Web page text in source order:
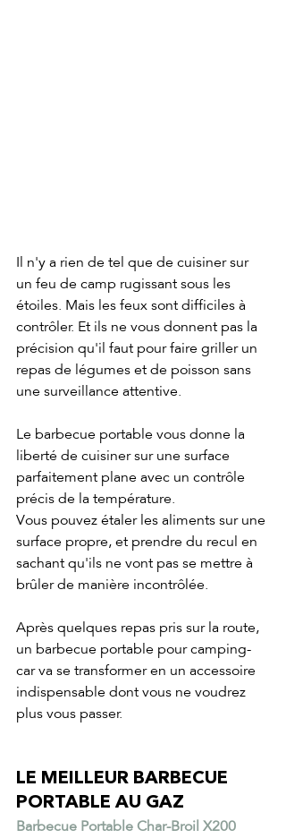
Il n'y a rien de tel que de cuisiner sur
un feu de camp rugissant sous les
étoiles. Mais les feux sont difficiles à
contrôler. Et ils ne vous donnent pas la
précision qu'il faut pour faire griller un
repas de légumes et de poisson sans
une surveillance attentive.
Le barbecue portable vous donne la
liberté de cuisiner sur une surface
parfaitement plane avec un contrôle
précis de la température.
Vous pouvez étaler les aliments sur une
surface propre, et prendre du recul en
sachant qu'ils ne vont pas se mettre à
brûler de manière incontrôlée.
Après quelques repas pris sur la route,
un barbecue portable pour camping-
car va se transformer en un accessoire
indispensable dont vous ne voudrez
plus vous passer.
LE MEILLEUR BARBECUE
PORTABLE AU GAZ
Barbecue Portable Char-Broil X200